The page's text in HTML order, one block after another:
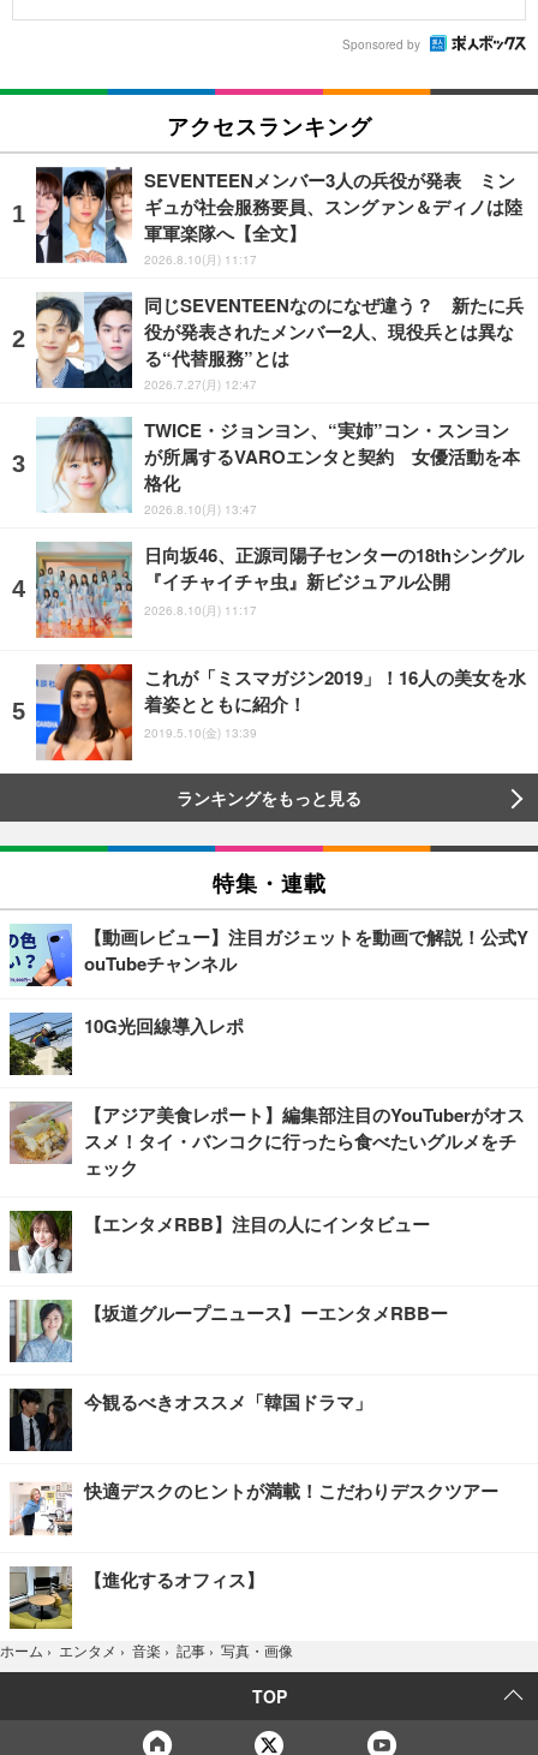
Sponsored by
アクセスランキング
SEVENTEENメンバー3人の兵役が発表 ミン
ギュが社会服務要員、スングァン＆ディノは陸
軍軍楽隊へ【全文】
2026.8.10(月) 11:17
同じSEVENTEENなのになぜ違う？ 新たに兵
役が発表されたメンバー2人、現役兵とは異な
る“代替服務”とは
2026.7.27(月) 12:47
TWICE・ジョンヨン、“実姉”コン・スンヨン
が所属するVAROエンタと契約 女優活動を本
格化
2026.8.10(月) 13:47
日向坂46、正源司陽子センターの18thシングル
『イチャイチャ虫』新ビジュアル公開
2026.8.10(月) 11:17
これが「ミスマガジン2019」！16人の美女を水
着姿とともに紹介！
2019.5.10(金) 13:39
ランキングをもっと見る
特集・連載
【動画レビュー】注目ガジェットを動画で解説！公式Y
ouTubeチャンネル
10G光回線導入レポ
【アジア美食レポート】編集部注目のYouTuberがオス
スメ！タイ・バンコクに行ったら食べたいグルメをチ
ェック
【エンタメRBB】注目の人にインタビュー
【坂道グループニュース】ーエンタメRBBー
今観るべきオススメ「韓国ドラマ」
快適デスクのヒントが満載！こだわりデスクツアー
【進化するオフィス】
ホーム › エンタメ › 音楽 › 記事 › 写真・画像
TOP